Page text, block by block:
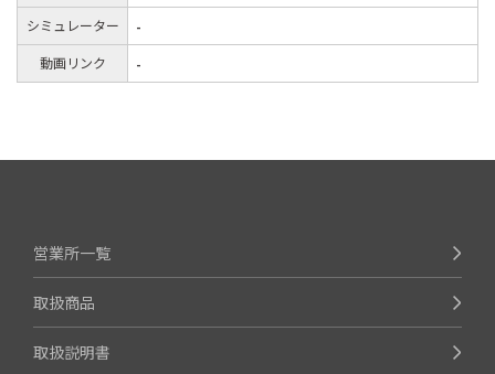
シミュレーター
-
動画リンク
-
営業所一覧
取扱商品
取扱説明書